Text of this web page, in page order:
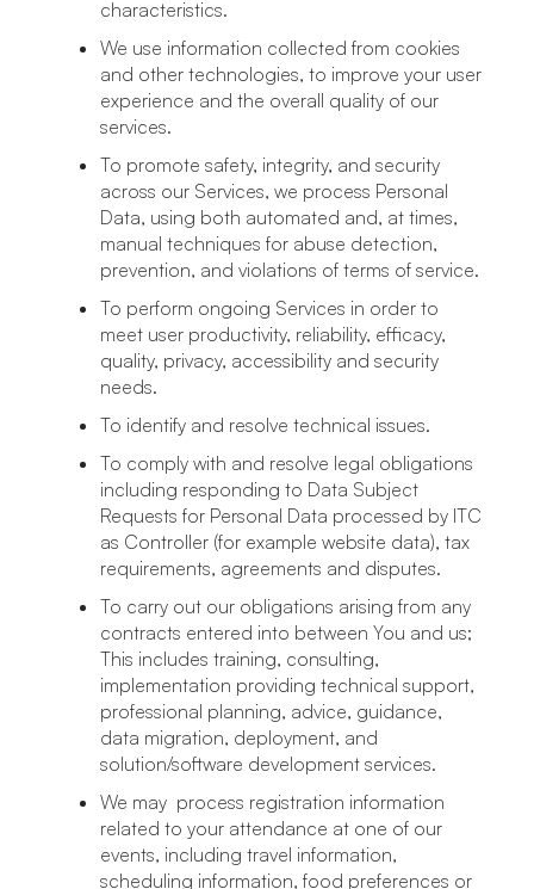
characteristics.
We use information collected from cookies
and other technologies, to improve your user
experience and the overall quality of our
services.
To promote safety, integrity, and security
across our Services, we process Personal
Data, using both automated and, at times,
manual techniques for abuse detection,
prevention, and violations of terms of service.
To perform ongoing Services in order to
meet user productivity, reliability, efficacy,
quality, privacy, accessibility and security
needs.
To identify and resolve technical issues.
To comply with and resolve legal obligations
including responding to Data Subject
Requests for Personal Data processed by ITC
as Controller (for example website data), tax
requirements, agreements and disputes.
To carry out our obligations arising from any
contracts entered into between You and us;
This includes training, consulting,
implementation providing technical support,
professional planning, advice, guidance,
data migration, deployment, and
solution/software development services.
We may process registration information
related to your attendance at one of our
events, including travel information,
scheduling information, food preferences or